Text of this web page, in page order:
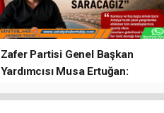
Zafer Partisi Genel Başkan
Yardımcısı Musa Ertuğan: